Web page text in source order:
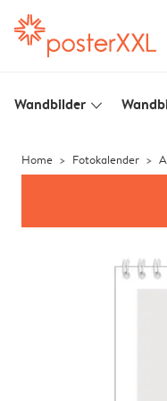
Wandbilder slim_arrow_down
Home Fotokalender